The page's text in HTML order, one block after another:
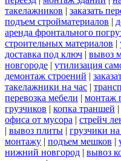
такелажников | заказать
подъем стройматериалов |
аренда фронтального
строительных материалов |
доставка под ключ | вывоз
новгороде | утилизация
демонтаж строений |
такелажники на час |
перевозка мебели | монтаж
грузчиков | копка траншей |
офиса от мусора | стрейч
| вывоз плиты | грузчики на
монтажу | подъем мешков |
нижний новгород | вывоз